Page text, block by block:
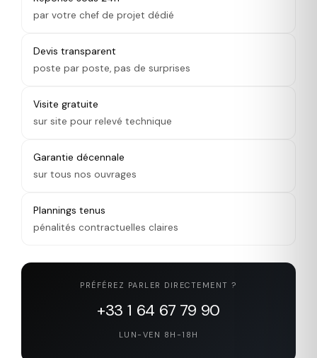
par votre chef de projet dédié
Devis transparent
poste par poste, pas de surprises
Visite gratuite
sur site pour relevé technique
Garantie décennale
sur tous nos ouvrages
Plannings tenus
pénalités contractuelles claires
PRÉFÉREZ PARLER DIRECTEMENT ?
+33 1 64 67 79 90
LUN-VEN 8H-18H